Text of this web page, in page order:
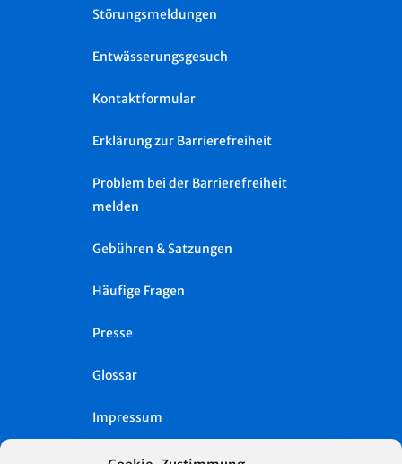
Störungsmeldungen
Entwässerungsgesuch
Kontaktformular
Erklärung zur Barrierefreiheit
Problem bei der Barrierefreiheit
melden
Gebühren & Satzungen
Häufige Fragen
Presse
Glossar
Impressum
Datenschutz